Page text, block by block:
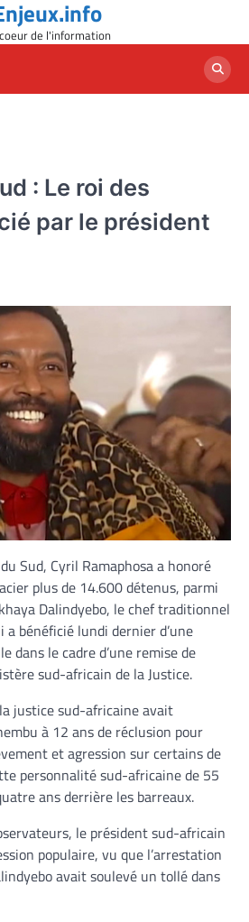
de l'information
: Le roi des
par le président
Sud, Cyril Ramaphosa a honoré
plus de 14.600 détenus, parmi
Dalindyebo, le chef traditionnel
a bénéficié lundi dernier d’une
dans le cadre d’une remise de
sud-africain de la Justice.
justice sud-africaine avait
à 12 ans de réclusion pour
et agression sur certains de
personnalité sud-africaine de 55
ans derrière les barreaux.
le président sud-africain
populaire, vu que l’arrestation
avait soulevé un tollé dans